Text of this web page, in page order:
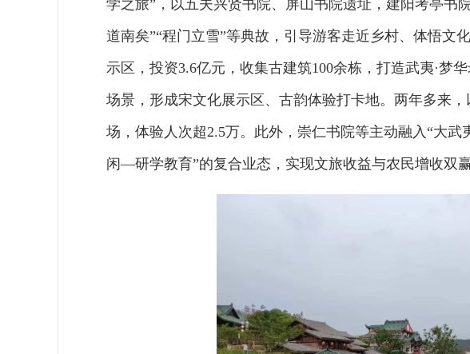
学之旅”，以五夫兴贤书院、屏山书院遗址，建阳考亭书
道南矣”“程门立雪”等典故，引导游客走近乡村、体悟文
示区，投资3.6亿元，收集古建筑100余栋，打造武夷·梦
场景，形成宋文化展示区、古韵体验打卡地。两年多来
场，体验人次超2.5万。此外，崇仁书院等主动融入“大
闲—研学教育”的复合业态，实现文旅收益与农民增收双赢